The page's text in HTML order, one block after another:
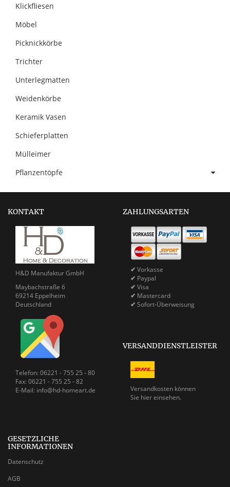
Klickfliesen
Möbel
Picknickkörbe
Trichter
Unterlegmatten
Weidenkörbe
Keramik Vasen
Schieferplatten
Mülleimer
Pflanzentöpfe
KONTAKT
H&D Manufaktur GmbH
Maybachstraße 6
69214 Eppelheim
Deutschland
Telefon: 06221 - 755 25 - 80
Fax: 06221 - 755 25 - 82
E-Mail: info@hd-homeart.de
ZAHLUNGSARTEN
✔ Vorkasse
✔ Paypal
✔ Visa
✔ Mastercard
✔ Sofort-Überweisung
VERSANDDIENSTLEISTER
Versandkosten können
Sie hier einsehen.
GESETZLICHE
INFORMATIONEN
Datenschutz
AGB